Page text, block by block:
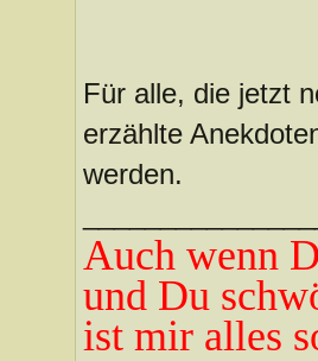
Für alle, die jetzt
erzählte
werden.
Auch wenn
und Du
ist mir alles